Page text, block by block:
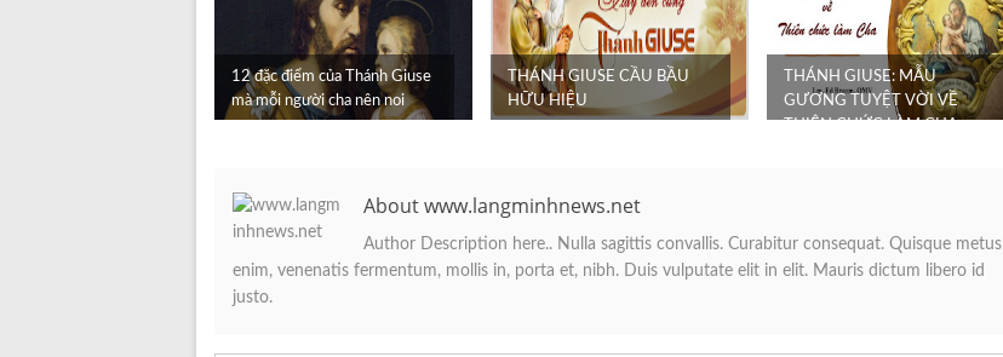
12 đặc điểm của Thánh Giuse
mà mỗi người cha nên noi
gương
THÁNH GIUSE CẦU BẦU
HỮU HIỆU
THÁNH GIUSE: MẪU
GƯƠNG TUYỆT VỜI VỀ
THIÊN CHỨC LÀM CHA
About www.langminhnews.net
Author Description here.. Nulla sagittis convallis. Curabitur consequat. Quisque metus
enim, venenatis fermentum, mollis in, porta et, nibh. Duis vulputate elit in elit. Mauris dictum libero id
justo.